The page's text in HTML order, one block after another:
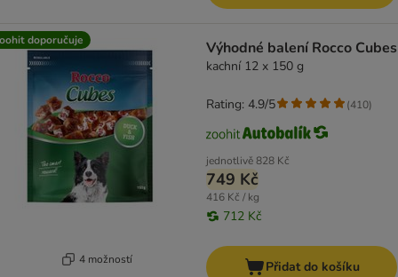
doporučuje
4 možností
Výhodné balení Rocco Cubes
kachní 12 x 150 g
jednotlivě828 Kč
749 Kč
416 Kč / kg
712 Kč
Rating: 4.9/5 (410)
Přidat do košíku